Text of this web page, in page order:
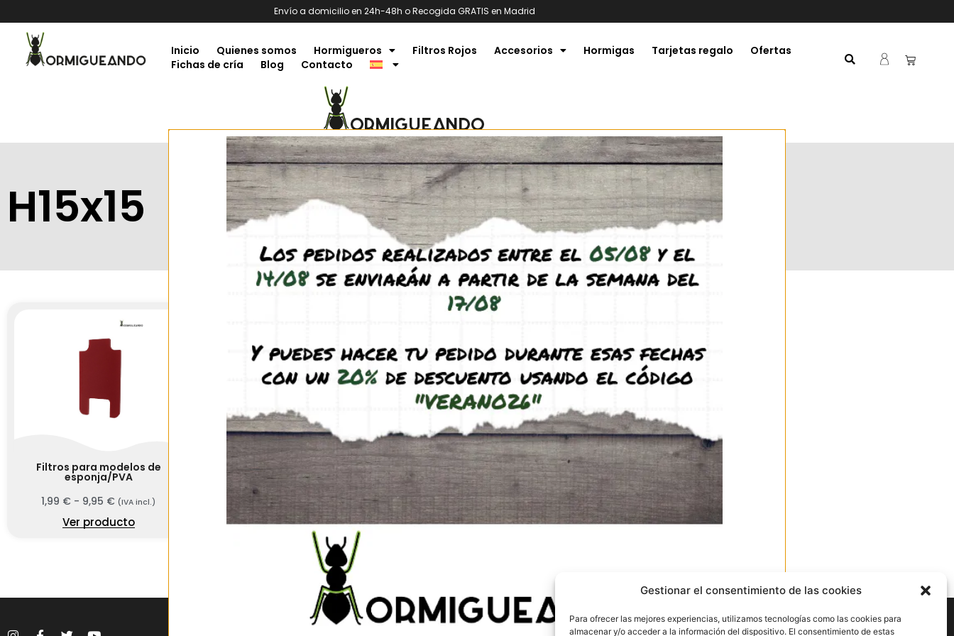
Gestionar el consentimiento de las cookies
Para ofrecer las mejores experiencias, utilizamos tecnologías como las cookies para
almacenar y/o acceder a la información del dispositivo. El consentimiento de estas
Envío a domicilio en 24h-48h o Recogida GRATIS en Madrid
Inicio Quienes somos Hormigueros Filtros Rojos Accesorios Hormigas Tarjetas regalo
Ofertas
Fichas de cría
Blog Contacto
H15x15
Filtros para modelos de
esponja/PVA
1,99 € - 9,95 € (IVA incl.)
Ver producto
Ir arriba
Envíos y Devoluciones
Pago seguro